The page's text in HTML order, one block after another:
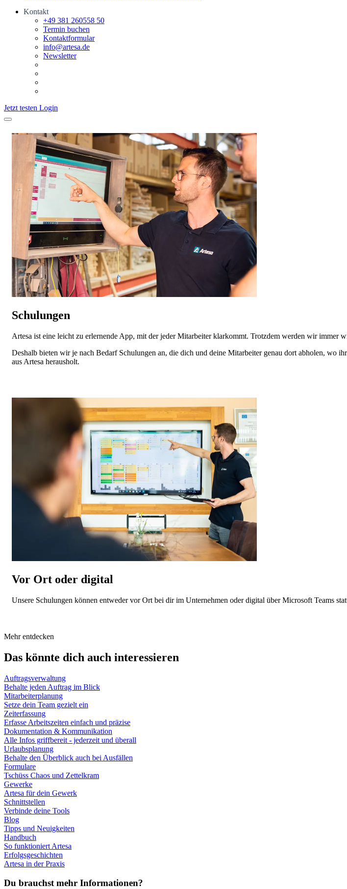
Kontakt
+49 381 260558 50
Termin buchen
Kontaktformular
info@artesa.de
Newsletter
Jetzt testen Login
Schulungen
Artesa ist eine leicht zu erlernende App, mit der jeder Mitarbeiter klarkommt. Trotzdem werden wir
Deshalb bieten wir je nach Bedarf Schulungen an, die dich und deine Mitarbeiter genau dort abholen, wo
aus Artesa herausholt.
Vor Ort oder digital
Unsere Schulungen können entweder vor Ort bei dir im Unternehmen oder digital über Microsoft Teams
Mehr entdecken
Das könnte dich auch interessieren
Auftragsverwaltung
Behalte jeden Auftrag im Blick
Mitarbeiterplanung
Setze dein Team gezielt ein
Zeiterfassung
Erfasse Arbeitszeiten einfach und präzise
Dokumentation & Kommunikation
Alle Infos griffbereit - jederzeit und überall
Urlaubsplanung
Behalte den Überblick auch bei Ausfällen
Formulare
Tschüss Chaos und Zettelkram
Gewerke
Artesa für dein Gewerk
Schnittstellen
Verbinde deine Tools
Blog
Tipps und Neuigkeiten
Handbuch
So funktioniert Artesa
Erfolgsgeschichten
Artesa in der Praxis
Du brauchst mehr Informationen?